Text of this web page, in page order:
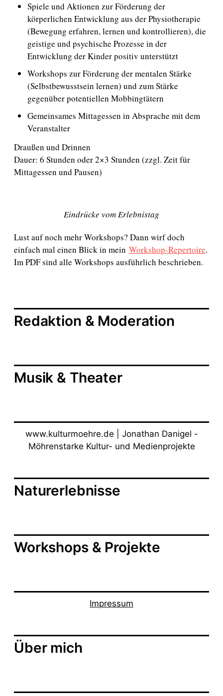
Spiele und Aktionen zur Förderung der
körperlichen Entwicklung aus der Physiotherapie
(Bewegung erfahren, lernen und kontrollieren), die
geistige und psychische Prozesse in der
Entwicklung der Kinder positiv unterstützt
Workshops zur Förderung der mentalen Stärke
(Selbstbewusstsein lernen) und zum Stärke
gegenüber potentiellen Mobbingtätern
Gemeinsames Mittagessen in Absprache mit dem
Veranstalter
Draußen und Drinnen
Dauer: 6 Stunden oder 2×3 Stunden (zzgl. Zeit für
Mittagessen und Pausen)
Eindrücke vom Erlebnistag
Lust auf noch mehr Workshops? Dann wirf doch
einfach mal einen Blick in mein Workshop-Repertoire.
Im PDF sind alle Workshops ausführlich beschrieben.
Redaktion & Moderation
Musik & Theater
www.kulturmoehre.de | Jonathan Danigel -
Möhrenstarke Kultur- und Medienprojekte
Naturerlebnisse
Workshops & Projekte
Impressum
Über mich